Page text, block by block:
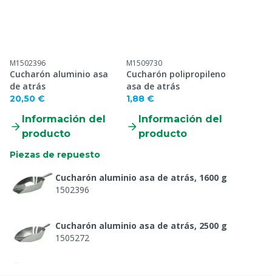
M1502396
Cucharón aluminio asa
de atrás
20,50 €
Información del
producto
M1509730
Cucharón polipropileno
asa de atrás
1,88 €
Información del
producto
Piezas de repuesto
Cucharón aluminio asa de atrás, 1600 g
1502396
Cucharón aluminio asa de atrás, 2500 g
1505272